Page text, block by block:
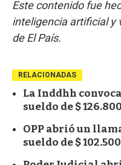
Este contenido fue
inteligencia artificial y
de El País.
RELACIONADAS
La Inddhh
sueldo de $
OPP abrió un
sueldo de $